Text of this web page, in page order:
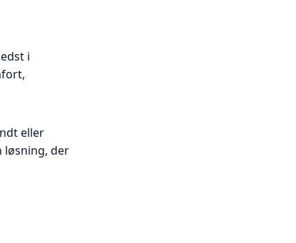
i
eller
løsning, der